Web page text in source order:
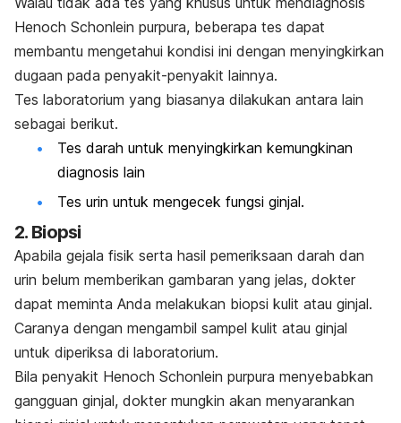
Henoch Schonlein purpura, beberapa tes dapat
membantu mengetahui kondisi ini dengan menyingkirkan
dugaan pada penyakit-penyakit lainnya.
Tes laboratorium yang biasanya dilakukan antara lain
sebagai berikut.
Tes darah untuk menyingkirkan kemungkinan
diagnosis lain
Tes urin untuk mengecek fungsi ginjal.
2. Biopsi
Apabila gejala fisik serta hasil pemeriksaan darah dan
urin belum memberikan gambaran yang jelas, dokter
dapat meminta Anda melakukan biopsi kulit atau ginjal.
Caranya dengan mengambil sampel kulit atau ginjal
untuk diperiksa di laboratorium.
Bila penyakit Henoch Schonlein purpura menyebabkan
gangguan ginjal, dokter mungkin akan menyarankan